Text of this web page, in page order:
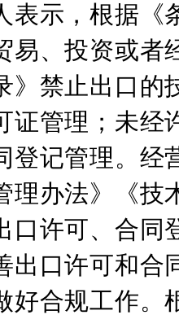
表示，根据《
易、投资或者
》禁止出口的
证管理；未经
登记管理。经
理办法》《技
口许可、合同
出口许可和合
好合规工作。